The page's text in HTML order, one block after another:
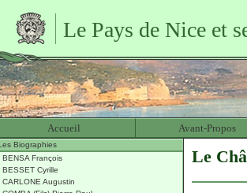
Le Pays de Nice et
Accueil Avant-Propos
Biographies
BENSA François
BESSET Cyrille
CARLONE Augustin
Le